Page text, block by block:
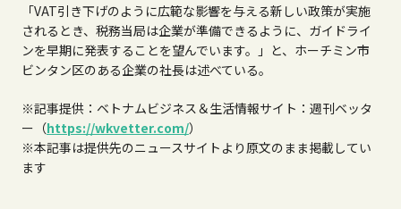
「VAT引き下げのように広範な影響を与える新しい政策が実施
されるとき、税務当局は企業が準備できるように、ガイドライ
ンを早期に発表することを望んでいます。」と、ホーチミン市
ビンタン区のある企業の社長は述べている。
※記事提供：ベトナムビジネス＆生活情報サイト：週刊ベッタ
ー（https://wkvetter.com/）
※本記事は提供先のニュースサイトより原文のまま掲載してい
ます